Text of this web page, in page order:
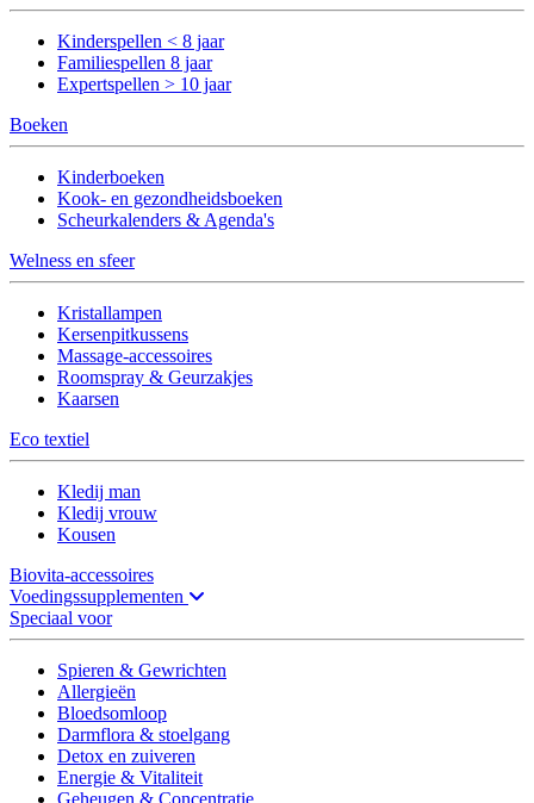
Kinderspellen < 8 jaar
Familiespellen 8 jaar
Expertspellen > 10 jaar
Boeken
Kinderboeken
Kook- en gezondheidsboeken
Scheurkalenders & Agenda's
Welness en sfeer
Kristallampen
Kersenpitkussens
Massage-accessoires
Roomspray & Geurzakjes
Kaarsen
Eco textiel
Kledij man
Kledij vrouw
Kousen
Biovita-accessoires
Voedingssupplementen
Speciaal voor
Spieren & Gewrichten
Allergieën
Bloedsomloop
Darmflora & stoelgang
Detox en zuiveren
Energie & Vitaliteit
Geheugen & Concentratie